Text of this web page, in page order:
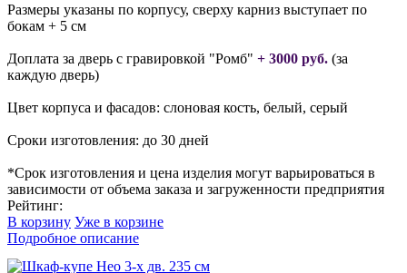
Размеры указаны по корпусу, сверху карниз выступает по
бокам + 5 см
Доплата за дверь с гравировкой "Ромб" + 3000 руб. (за
каждую дверь)
Цвет корпуса и фасадов: слоновая кость, белый, серый
Сроки изготовления: до 30 дней
*Срок изготовления и цена изделия могут варьироваться в
зависимости от объема заказа и загруженности предприятия
Рейтинг:
В корзину Уже в корзине
Подробное описание